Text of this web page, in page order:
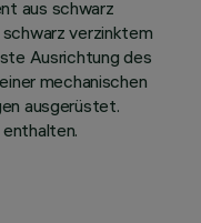
aus schwarz
verzinktem
Ausrichtung des
mechanischen
ausgerüstet.